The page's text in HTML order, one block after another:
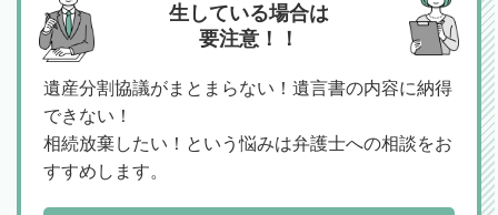
生している場合は
要注意！！
遺産分割協議がまとまらない！遺言書の内容に納得
できない！
相続放棄したい！という悩みは弁護士への相談をお
すすめします。